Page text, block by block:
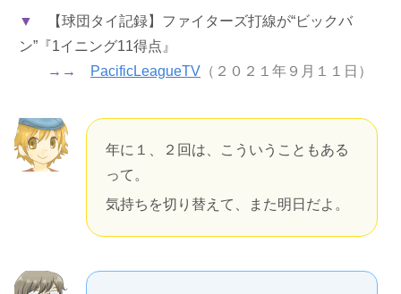
▼
【球団タイ記録】ファイターズ打線が“ビックバ
ン”『1イニング11得点』
→→
PacificLeagueTV （２０２１年９月１１日）
年に１、２回は、こういうこともある
って。
気持ちを切り替えて、また明日だよ。